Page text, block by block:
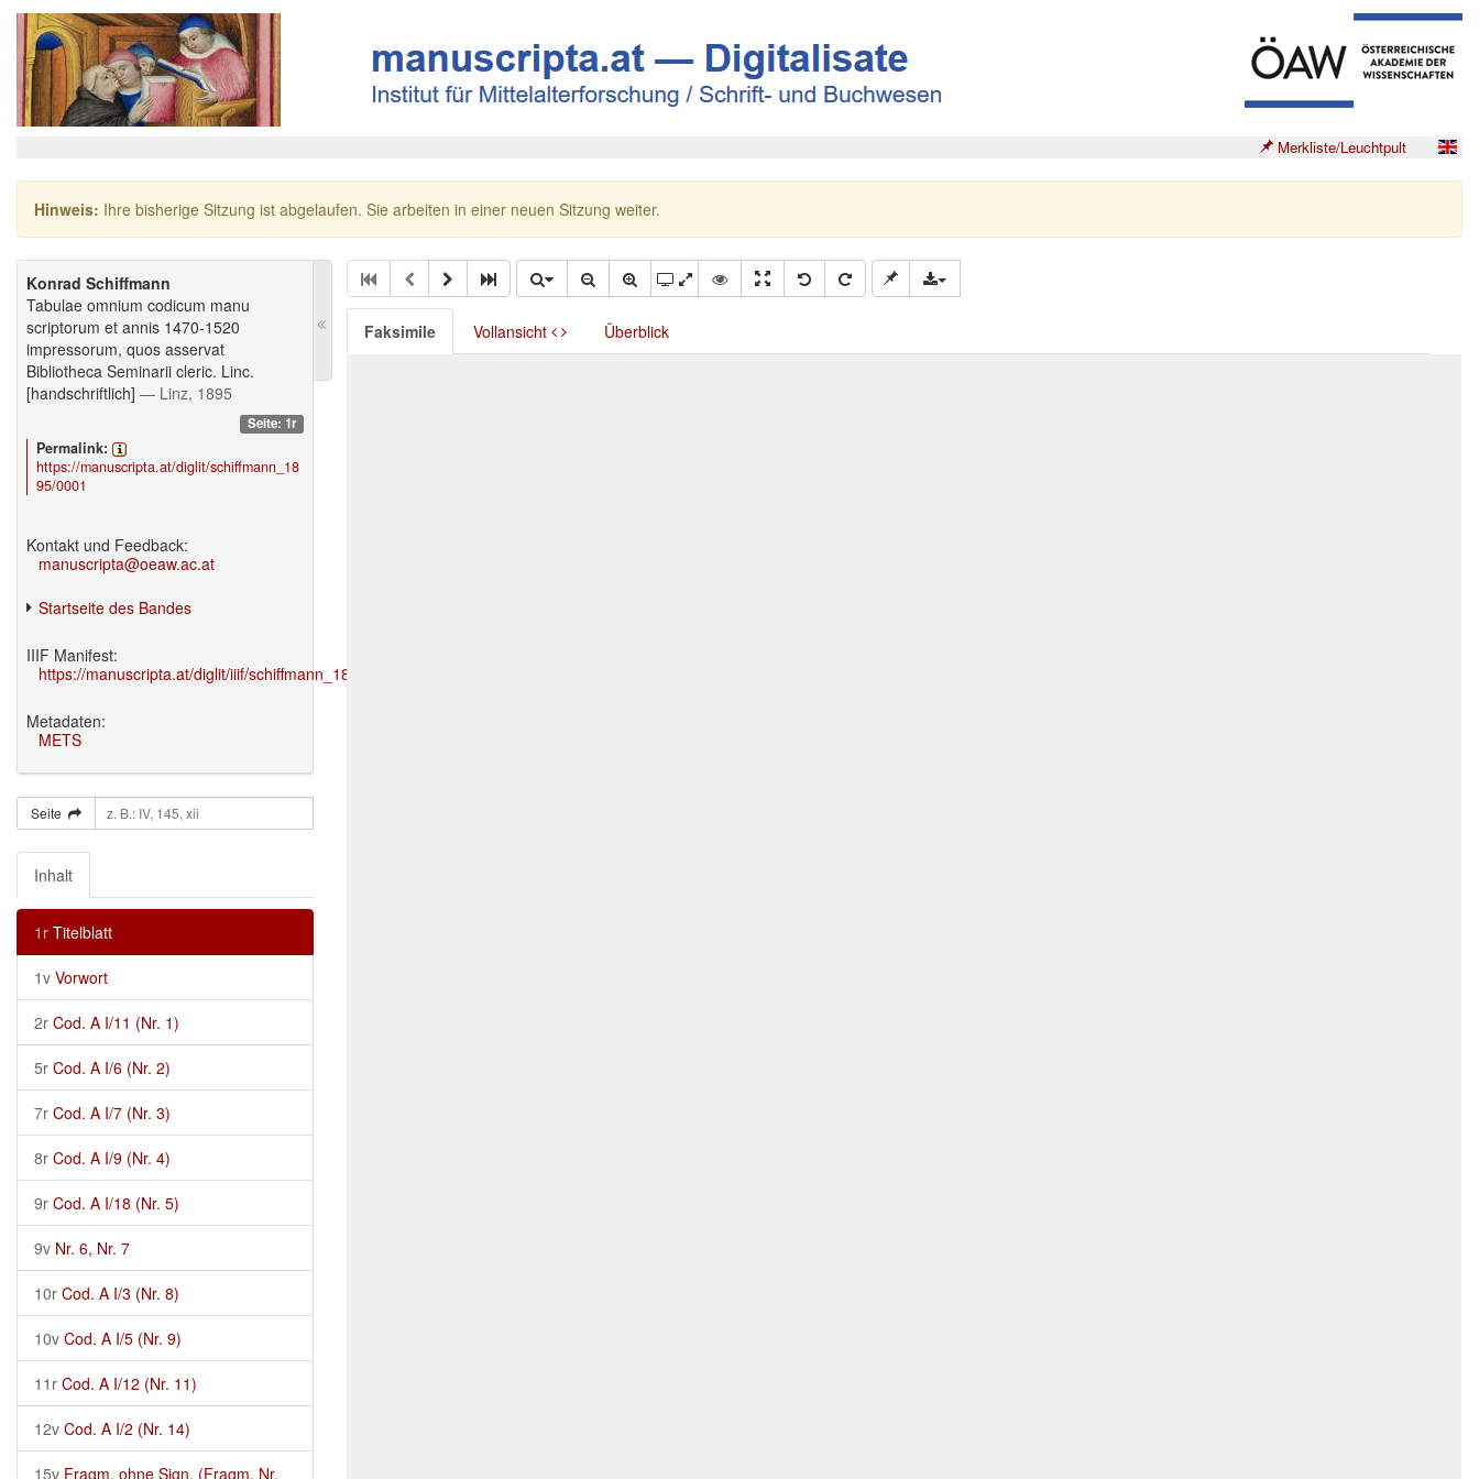
Merkliste/Leuchtpult
Hinweis: Ihre bisherige Sitzung ist abgelaufen. Sie arbeiten in einer neuen Sitzung weiter.
Konrad Schiffmann
Tabulae omnium codicum manu
scriptorum et annis 1470-1520
impressorum, quos asservat
Bibliotheca Seminarii cleric. Linc.
[handschriftlich] — Linz, 1895
Seite: 1r
Permalink:
https://manuscripta.at/diglit/schiffmann_18
95/0001
Kontakt und Feedback:
manuscripta@oeaw.ac.at
Startseite des Bandes
IIIF Manifest:
https://manuscripta.at/diglit/iiif/schiffmann_1895/manifest.json
Metadaten:
METS
Seite
Inhalt
1r Titelblatt
1v Vorwort
2r Cod. A I/11 (Nr. 1)
5r Cod. A I/6 (Nr. 2)
7r Cod. A I/7 (Nr. 3)
8r Cod. A I/9 (Nr. 4)
9r Cod. A I/18 (Nr. 5)
9v Nr. 6, Nr. 7
10r Cod. A I/3 (Nr. 8)
10v Cod. A I/5 (Nr. 9)
11r Cod. A I/12 (Nr. 11)
12v Cod. A I/2 (Nr. 14)
15v Fragm. ohne Sign. (Fragm. Nr.
Faksimile Vollansicht Überblick